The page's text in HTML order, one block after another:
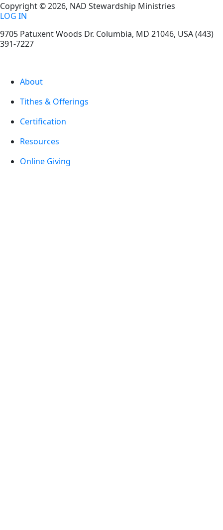
Copyright © 2026, NAD Stewardship Ministries
LOG IN
9705 Patuxent Woods Dr. Columbia, MD 21046, USA(443)
391-7227
About
Tithes & Offerings
Certification
Resources
Online Giving